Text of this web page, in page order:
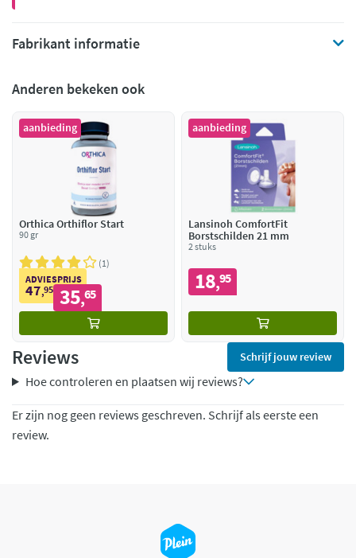
Fabrikant informatie
Anderen bekeken ook
aanbieding
Orthica Orthiflor Start
90 gr
1
ADVIESPRIJS
47,95 35,65
aanbieding
Lansinoh ComfortFit
Borstschilden 21 mm
2 stuks
18,95
Reviews Schrijf jouw review
Hoe controleren en plaatsen wij reviews?
Er zijn nog geen reviews geschreven. Schrijf als eerste een
review.